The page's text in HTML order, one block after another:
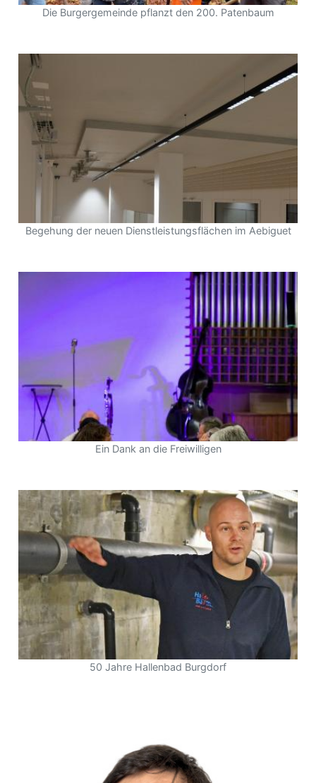
Die Burgergemeinde pflanzt den 200. Patenbaum
Begehung der neuen Dienstleistungsflächen im Aebiguet
Ein Dank an die Freiwilligen
50 Jahre Hallenbad Burgdorf